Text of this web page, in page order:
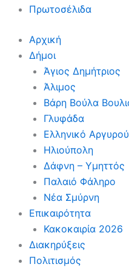
Πρωτοσέλιδα
Αρχική
Δήμοι
Άγιος Δημήτριος
Άλιμος
Βάρη Βούλα
Γλυφάδα
Ελληνικό
Ηλιούπολη
Δάφνη – Υμηττός
Παλαιό Φάληρο
Νέα Σμύρνη
Επικαιρότητα
Κακοκαιρία 2026
Διακηρύξεις
Πολιτισμός